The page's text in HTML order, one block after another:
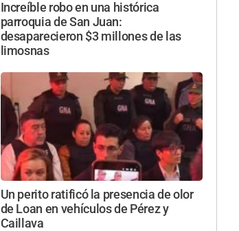
Increíble robo en una histórica
parroquia de San Juan:
desaparecieron $3 millones de las
limosnas
Un perito ratificó la presencia de olor
de Loan en vehículos de Pérez y
Caillava